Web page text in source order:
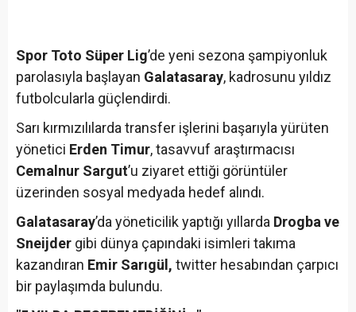
Spor Toto Süper Lig’de yeni sezona şampiyonluk
parolasıyla başlayan Galatasaray, kadrosunu yıldız
futbolcularla güçlendirdi.
Sarı kırmızılılarda transfer işlerini başarıyla yürüten
yönetici Erden Timur, tasavvuf araştırmacısı
Cemalnur Sargut’u ziyaret ettiği görüntüler
üzerinden sosyal medyada hedef alındı.
Galatasaray’da yöneticilik yaptığı yıllarda Drogba ve
Sneijder gibi dünya çapındaki isimleri takıma
kazandıran Emir Sarıgül, twitter hesabından çarpıcı
bir paylaşımda bulundu.